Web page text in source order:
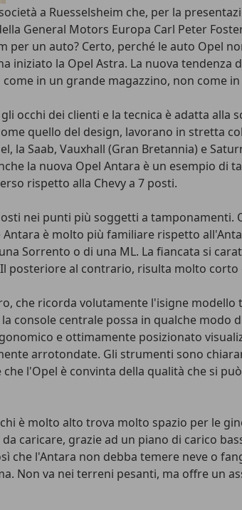
a Ruesselsheim che, per la
General Motors Europa Carl Peter
un auto? Certo, perché le auto Opel
iniziato la Opel Astra. La nuova
in un grande magazzino, non come in
occhi dei clienti e la tecnica è adatta alla
quello del design, lavorano in stretta
la Saab, Vauxhall (Gran Bretannia) e
la nuova Opel Antara è un esempio di
rispetto alla Chevy a 7 posti.
nei punti più soggetti a
è molto più familiare rispetto
Sorrento o di una ML. La fiancata si
al contrario, risulta molto corto
che ricorda volutamente l'isigne
console centrale possa in qualche modo
e ottimamente posizionato
arrotondate. Gli strumenti sono
l'Opel è convinta della qualità che si
è molto alto trova molto spazio per le
caricare, grazie ad un piano di carico
l'Antara non debba temere neve o
Non va nei terreni pesanti, ma offre un